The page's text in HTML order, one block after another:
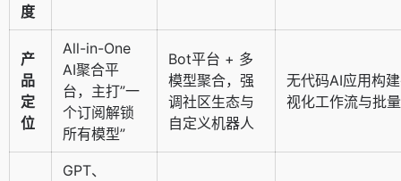
度
产
品
定
位
All-in-One
AI聚合平
台，主打”一
个订阅解锁
所有模型”
Bot平台 + 多
模型聚合，强
调社区生态与
自定义机器人
无代码AI应用构
视化工作流与批
GPT、